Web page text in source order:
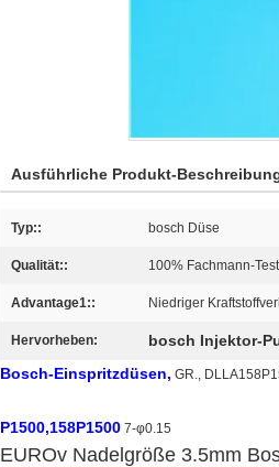
Ausführliche Produkt-
Typ:: bosch Düse
Qualität:: 100% Fachmann-Test
Advantage1:: Niedriger
Hervorheben: bosch Injektor-
Bosch-Einspritzdüsen, GR.,
P1500,158P1500 7-φ0.15
EUROv Nadelgröße 3.5mm